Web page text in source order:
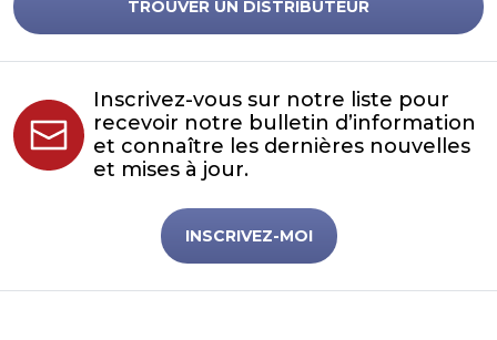
TROUVER UN DISTRIBUTEUR
Inscrivez-vous sur notre liste pour
recevoir notre bulletin d’information
et connaître les dernières nouvelles
et mises à jour.
INSCRIVEZ-MOI